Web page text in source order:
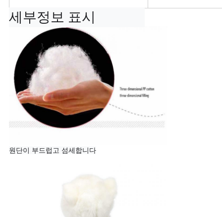
세부정보 표시
원단이 부드럽고 섬세합니다